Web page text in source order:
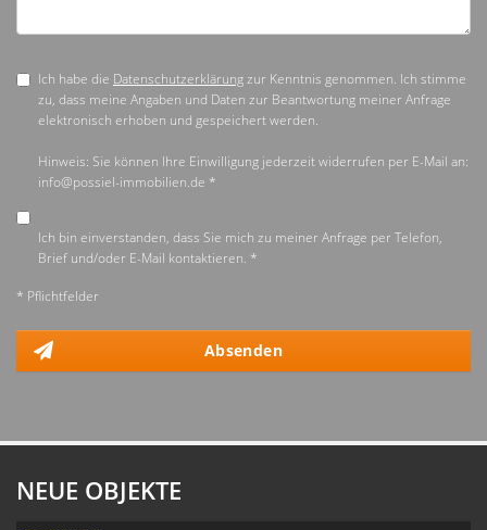
Ich habe die Datenschutzerklärungzur Kenntnis genommen. Ich stimme
zu, dass meine Angaben und Daten zur Beantwortung meiner Anfrage
elektronisch erhoben und gespeichert werden.
Hinweis: Sie können Ihre Einwilligung jederzeit widerrufen per E-Mail an:
info@possiel-immobilien.de *
Ich bin einverstanden, dass Sie mich zu meiner Anfrage per Telefon,
Brief und/oder E-Mail kontaktieren. *
* Pflichtfelder
Absenden
NEUE OBJEKTE